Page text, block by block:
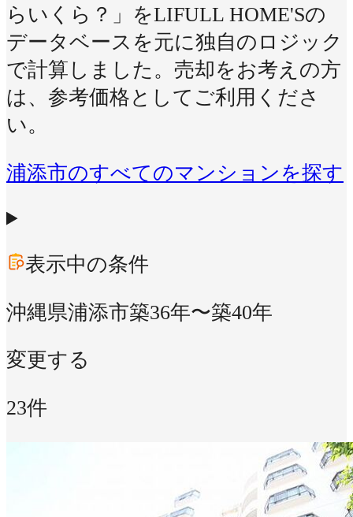
らいくら？」をLIFULL HOME'Sの
データベースを元に独自のロジック
で計算しました。売却をお考えの方
は、参考価格としてご利用くださ
い。
浦添市のすべてのマンションを探す
表示中の条件
沖縄県浦添市築36年〜築40年
変更する
23件